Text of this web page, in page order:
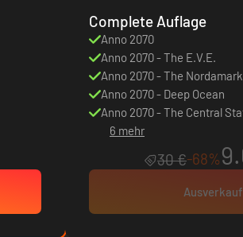
Complete Auflage
Anno 2070
Anno 2070 - The E.V.E.
Anno 2070 - The
Anno 2070 - Deep Ocean
Anno 2070 - The Central
6 mehr
30 €-68%